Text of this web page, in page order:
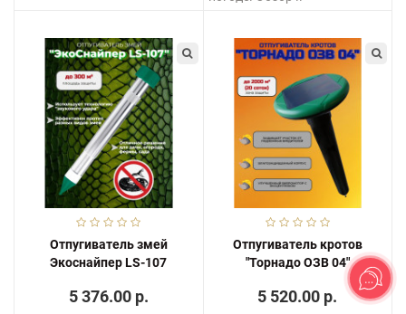
Отпугиватель змей
Экоснайпер LS-107
5 376.00 р.
Отпугиватель кротов
"Торнадо ОЗВ 04"
5 520.00 р.